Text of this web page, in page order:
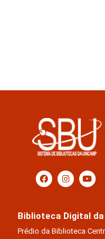
Biblioteca Digital
Prédio da Biblioteca